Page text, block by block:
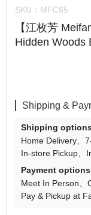
SKU： MFC65
【江枚芳
Hidden Woods
Shipping &
Shipping
Home Delivery
In-store Pickup
Payment options
Meet In Person
Pay & Pickup at